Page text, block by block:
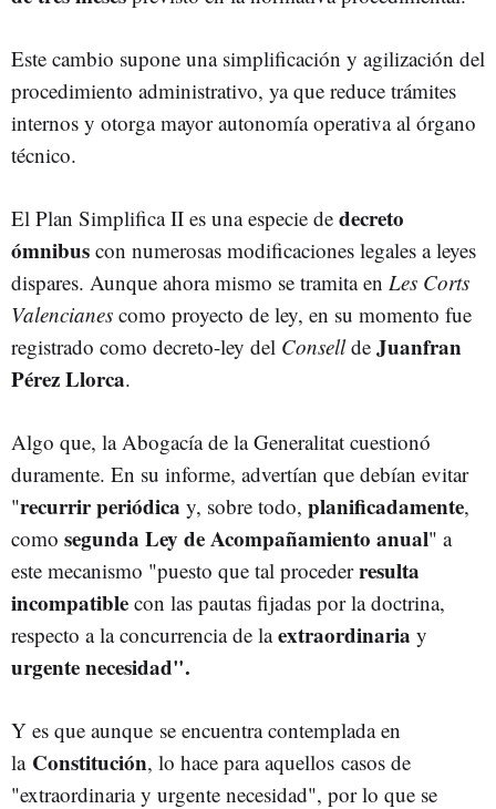
Este cambio supone una simplificación y agilización del
procedimiento administrativo, ya que reduce trámites
internos y otorga mayor autonomía operativa al órgano
técnico.
El Plan Simplifica II es una especie de decreto
ómnibus con numerosas modificaciones legales a leyes
dispares. Aunque ahora mismo se tramita en Les Corts
Valencianes como proyecto de ley, en su momento fue
registrado como decreto-ley del Consellde Juanfran
Pérez Llorca.
Algo que, la Abogacía de la Generalitat cuestionó
duramente. En su informe, advertían que debían evitar
"recurrir periódica y, sobre todo, planificadamente,
como segunda Ley de Acompañamiento anual" a
este mecanismo "puesto que tal procederresulta
incompatible con las pautas fijadas por la doctrina,
respecto a la concurrencia de laextraordinaria y
urgente necesidad".
Y es que aunque se encuentra contemplada en
la Constitución, lo hace para aquellos casos de
"extraordinaria y urgente necesidad", por lo que se